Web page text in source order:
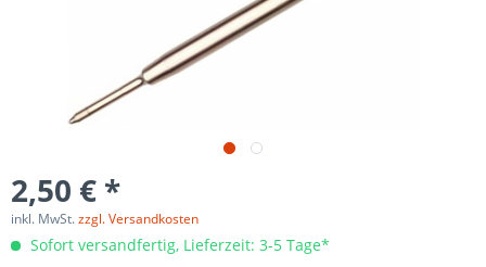
2,50 € *
inkl. MwSt.zzgl. Versandkosten
Sofort versandfertig, Lieferzeit: 3-5 Tage*